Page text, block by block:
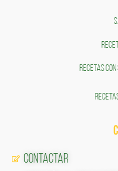
RECETAS
Contactar